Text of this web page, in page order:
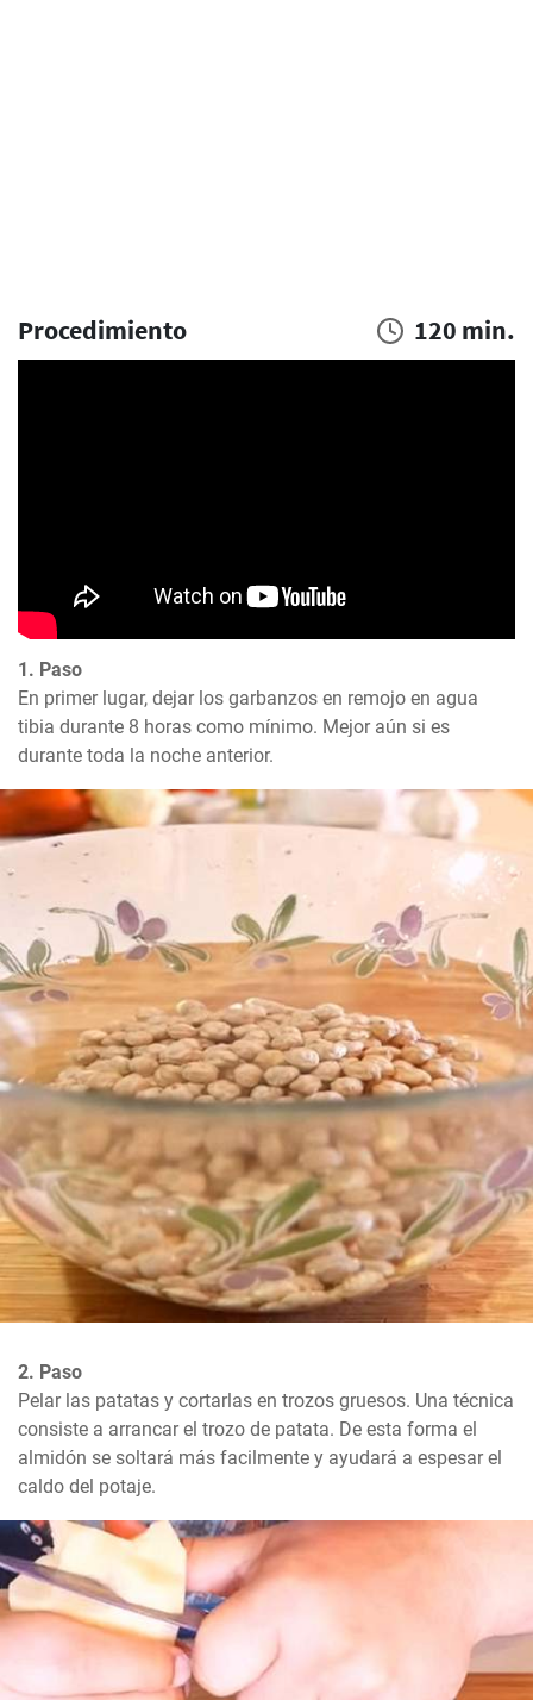
Procedimiento 120 min.
1. Paso
En primer lugar, dejar los garbanzos en remojo en agua
tibia durante 8 horas como mínimo. Mejor aún si es
durante toda la noche anterior.
2. Paso
Pelar las patatas y cortarlas en trozos gruesos. Una técnica
consiste a arrancar el trozo de patata. De esta forma el
almidón se soltará más facilmente y ayudará a espesar el
caldo del potaje.